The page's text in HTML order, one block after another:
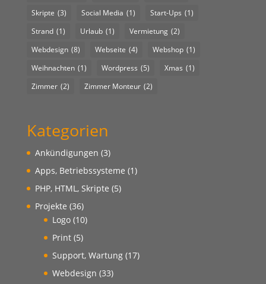
Skripte (3) Social Media (1) Start-Ups (1)
Strand (1) Urlaub (1) Vermietung (2)
Webdesign (8) Webseite (4) Webshop (1)
Weihnachten (1) Wordpress (5) Xmas (1)
Zimmer (2) Zimmer Monteur (2)
Kategorien
Ankündigungen (3)
Apps, Betriebssysteme (1)
PHP, HTML, Skripte (5)
Projekte (36)
Logo(10)
Print(5)
Support, Wartung(17)
Webdesign (33)